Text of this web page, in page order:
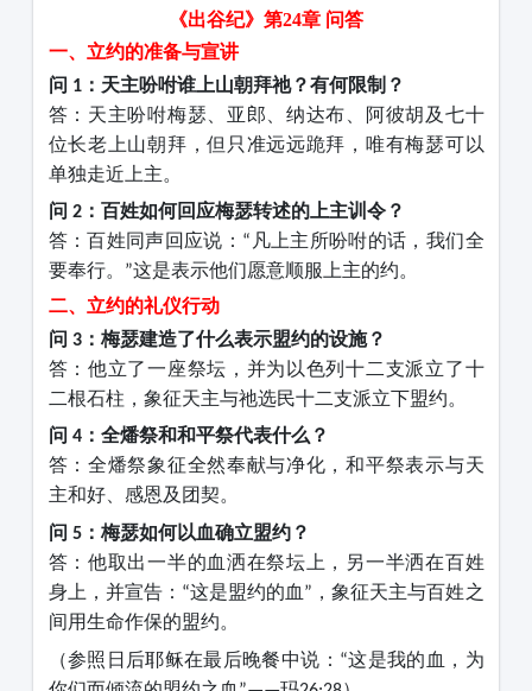
《出谷纪》第24章 问答
一、立约的准备与宣讲
问 1：天主吩咐谁上山朝拜祂？有何限制？
答：天主吩咐梅瑟、亚郎、纳达布、阿彼胡及七十
位长老上山朝拜，但只准远远跪拜，唯有梅瑟可以
单独走近上主。
问 2：百姓如何回应梅瑟转述的上主训令？
答：百姓同声回应说： “ 凡上主所吩咐的话，我们全
要奉行。
”这是表示他们愿意顺服上主的约。
二、立约的礼仪行动
问 3：梅瑟建造了什么表示盟约的设施？
答：他立了一座祭坛，并为以色列十二支派立了十
二根石柱，象征天主与祂选民十二支派立下盟约。
问 4：全燔祭和和平祭代表什么？
答：全燔祭象征全然奉献与净化，和平祭表示与天
主和好、感恩及团契。
问 5：梅瑟如何以血确立盟约？
答：他取出一半的血洒在祭坛上，另一半洒在百姓
身上，并宣告： “这是盟约的血 ” ，象征天主与百姓之
间用生命作保的盟约。
（参照日后耶稣在最后晚餐中说： “这是我的血，为